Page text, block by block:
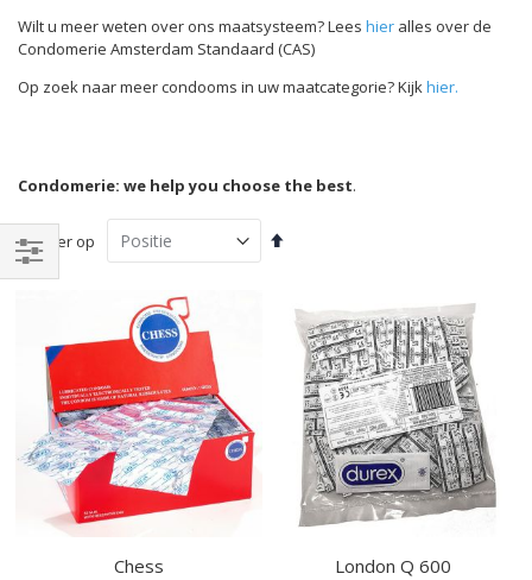
Wilt u meer weten over ons maatsysteem? Lees hier alles over de
Condomerie Amsterdam Standaard (CAS)
Op zoek naar meer condooms in uw maatcategorie? Kijkhier.
Condomerie: we help you choose the best.
Sorteer op
Van
sorteren
Chess London Q 600
Filteren